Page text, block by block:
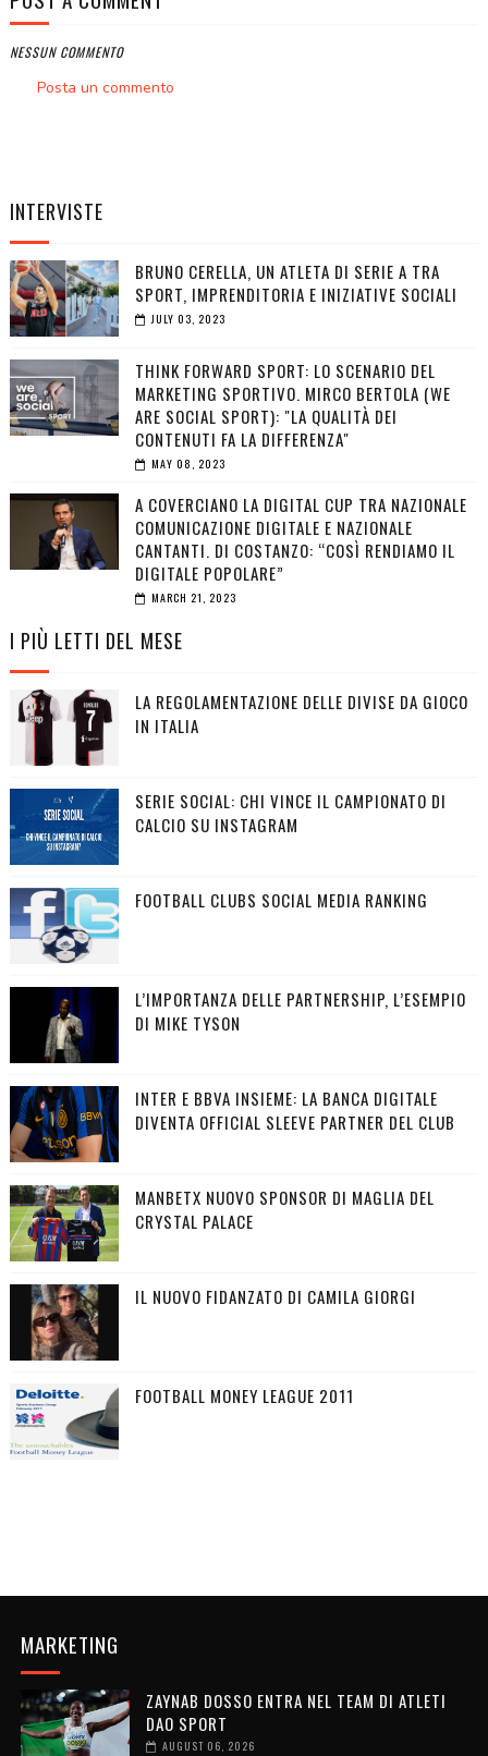
NESSUN COMMENTO
Posta un commento
INTERVISTE
BRUNO CERELLA, UN ATLETA DI SERIE A TRA
SPORT, IMPRENDITORIA E INIZIATIVE SOCIALI
JULY 03, 2023
THINK FORWARD SPORT: LO SCENARIO DEL
MARKETING SPORTIVO. MIRCO BERTOLA (WE
ARE SOCIAL SPORT): "LA QUALITÀ DEI
CONTENUTI FA LA DIFFERENZA"
MAY 08, 2023
A COVERCIANO LA DIGITAL CUP TRA NAZIONALE
COMUNICAZIONE DIGITALE E NAZIONALE
CANTANTI. DI COSTANZO: “COSÌ RENDIAMO IL
DIGITALE POPOLARE”
MARCH 21, 2023
I PIÙ LETTI DEL MESE
LA REGOLAMENTAZIONE DELLE DIVISE DA GIOCO
IN ITALIA
SERIE SOCIAL: CHI VINCE IL CAMPIONATO DI
CALCIO SU INSTAGRAM
FOOTBALL CLUBS SOCIAL MEDIA RANKING
L’IMPORTANZA DELLE PARTNERSHIP, L’ESEMPIO
DI MIKE TYSON
INTER E BBVA INSIEME: LA BANCA DIGITALE
DIVENTA OFFICIAL SLEEVE PARTNER DEL CLUB
MANBETX NUOVO SPONSOR DI MAGLIA DEL
CRYSTAL PALACE
IL NUOVO FIDANZATO DI CAMILA GIORGI
FOOTBALL MONEY LEAGUE 2011
MARKETING
ZAYNAB DOSSO ENTRA NEL TEAM DI ATLETI
DAO SPORT
AUGUST 06, 2026